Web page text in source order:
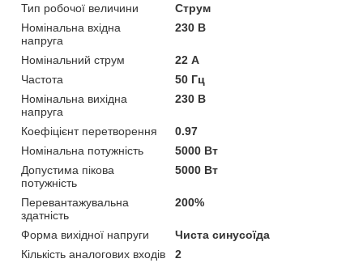
Тип робочої величини
Струм
Номінальна вхідна
напруга
230 В
Номінальний струм
22 А
Частота
50 Гц
Номінальна вихідна
напруга
230 В
Коефіцієнт перетворення
0.97
Номінальна потужність
5000 Вт
Допустима пікова
потужність
5000 Вт
Перевантажувальна
здатність
200%
Форма вихідної напруги
Чиста синусоїда
Кількість аналогових входів
2